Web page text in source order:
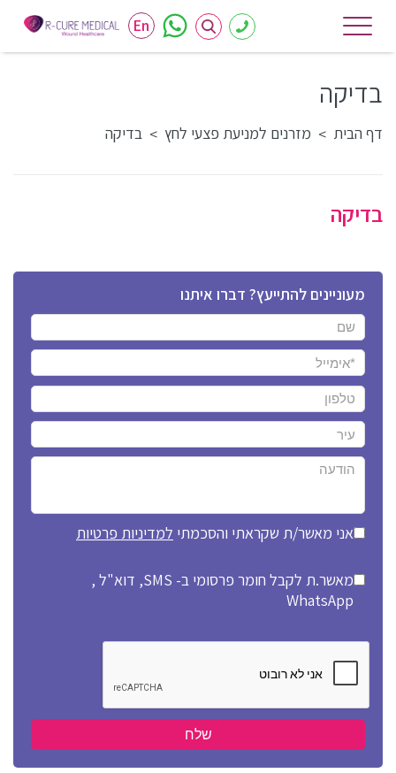
En
בדיקה
דף הבית > מזרנים למניעת פצעי לחץ > בדיקה
מעוניינים להתייעץ? דברו איתנו
מאשר.ת לקבל חומר פרסומי ב- SMS, דוא"ל ,
WhatsApp
אני מאשר/ת שקראתי והסכמתי למדיניות פרטיות
בדיקה